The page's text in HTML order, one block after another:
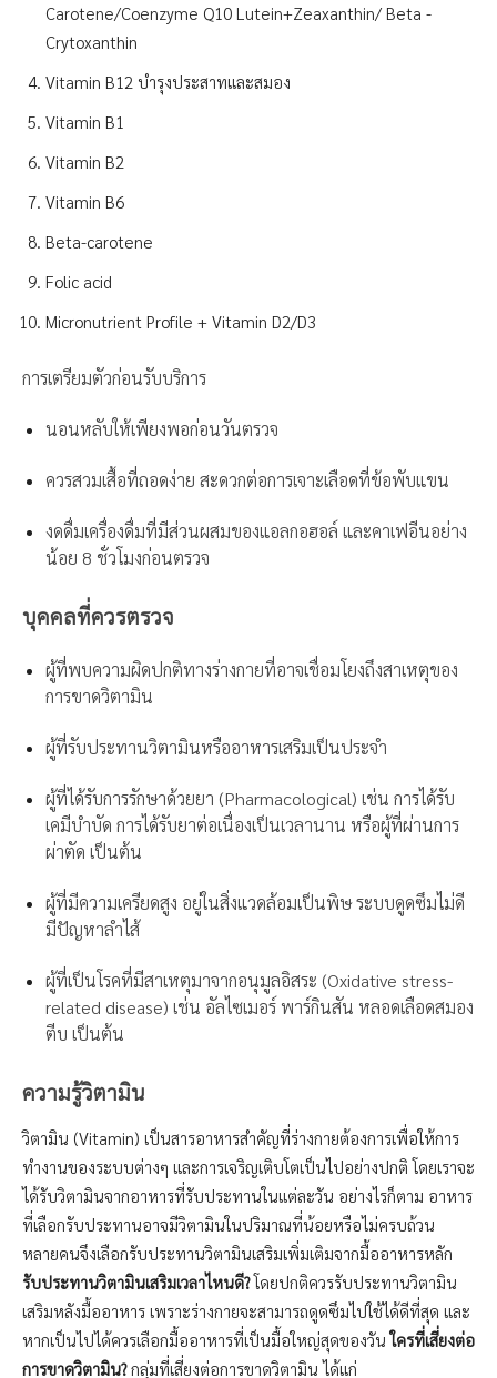
Carotene/Coenzyme Q10 Lutein+Zeaxanthin/ Beta -
Crytoxanthin
Vitamin B12 บำรุงประสาทและสมอง
Vitamin B1
Vitamin B2
Vitamin B6
Beta-carotene
Folic acid
Micronutrient Profile + Vitamin D2/D3
การเตรียมตัวก่อนรับบริการ
นอนหลับให้เพียงพอก่อนวันตรวจ
ควรสวมเสื้อที่ถอดง่าย สะดวกต่อการเจาะเลือดที่ข้อพับแขน
งดดื่มเครื่องดื่มที่มีส่วนผสมของแอลกอฮอล์ และคาเฟอีนอย่าง
น้อย 8 ชั่วโมงก่อนตรวจ
บุคคลที่ควรตรวจ
ผู้ที่พบความผิดปกติทางร่างกายที่อาจเชื่อมโยงถึงสาเหตุของ
การขาดวิตามิน
ผู้ที่รับประทานวิตามินหรืออาหารเสริมเป็นประจำ
ผู้ที่ได้รับการรักษาด้วยยา (Pharmacological) เช่น การได้รับ
เคมีบำบัด การได้รับยาต่อเนื่องเป็นเวลานาน หรือผู้ที่ผ่านการ
ผ่าตัด เป็นต้น
ผู้ที่มีความเครียดสูง อยู่ในสิ่งแวดล้อมเป็นพิษ ระบบดูดซึมไม่ดี
มีปัญหาลำไส้
ผู้ที่เป็นโรคที่มีสาเหตุมาจากอนุมูลอิสระ (Oxidative stress-
related disease) เช่น อัลไซเมอร์ พาร์กินสัน หลอดเลือดสมอง
ตีบ เป็นต้น
ความรู้วิตามิน
วิตามิน (Vitamin) เป็นสารอาหารสำคัญที่ร่างกายต้องการเพื่อให้การ
ทำงานของระบบต่างๆ และการเจริญเติบโตเป็นไปอย่างปกติ โดยเราจะ
ได้รับวิตามินจากอาหารที่รับประทานในแต่ละวัน อย่างไรก็ตาม อาหาร
ที่เลือกรับประทานอาจมีวิตามินในปริมาณที่น้อยหรือไม่ครบถ้วน
หลายคนจึงเลือกรับประทานวิตามินเสริมเพิ่มเติมจากมื้ออาหารหลัก
รับประทานวิตามินเสริมเวลาไหนดี?โดยปกติควรรับประทานวิตามิน
เสริมหลังมื้ออาหาร เพราะร่างกายจะสามารถดูดซึมไปใช้ได้ดีที่สุด และ
หากเป็นไปได้ควรเลือกมื้ออาหารที่เป็นมื้อใหญ่สุดของวันใครที่เสี่ยงต่อ
การขาดวิตามิน?กลุ่มที่เสี่ยงต่อการขาดวิตามิน ได้แก่